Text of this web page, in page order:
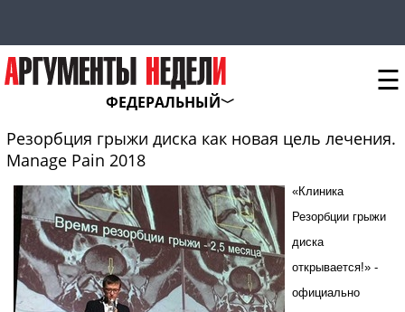
ФЕДЕРАЛЬНЫЙ
☰
Резорбция грыжи диска как новая цель лечения.
Manage Pain 2018
«Клиника
Резорбции грыжи
диска
открывается!» -
официально